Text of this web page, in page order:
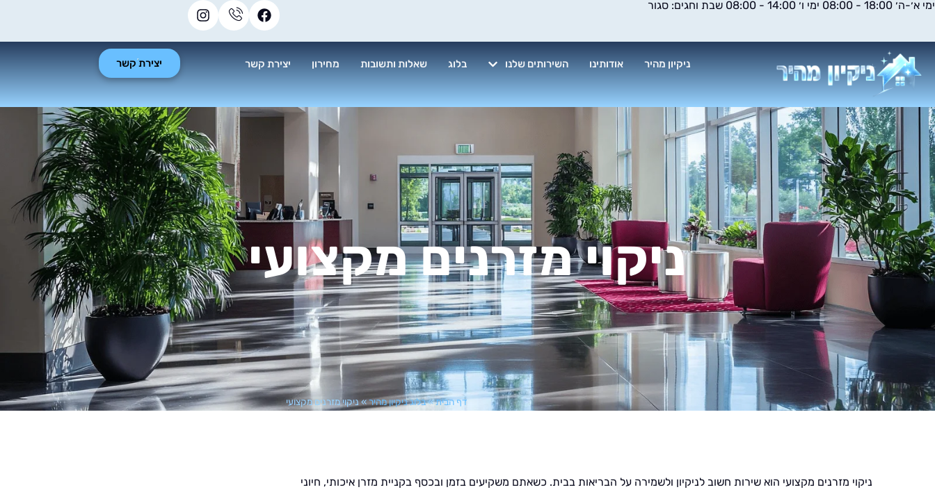
דילוג
ימי א׳-ה׳ 18:00 - 08:00 ימי ו׳ 14:00 - 08:00 שבת וחגים: סגור
ניקיון מהיר אודותינו השירותים שלנו בלוג שאלות ותשובות מחירון יצירת קשר יצירת קשר
ניקוי מזרנים מקצועי
דף הבית»בלוג ניקיון מהיר»ניקוי מזרנים מקצועי
ניקוי מזרנים מקצועי הוא שירות חשוב לניקיון ולשמירה על הבריאות בבית. כשאתם משקיעים בזמן ובכסף בקניית מזרן איכותי, חיוני